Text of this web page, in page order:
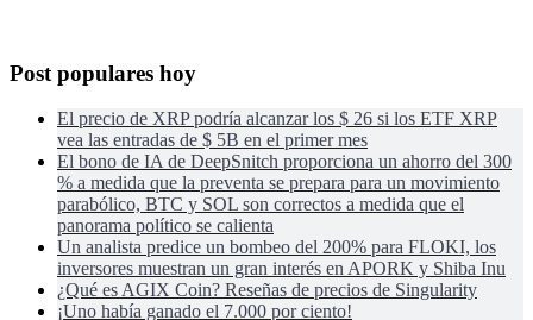
Post populares hoy
El precio de XRP podría alcanzar los $ 26 si los ETF XRP
vea las entradas de $ 5B en el primer mes
El bono de IA de DeepSnitch proporciona un ahorro del 300
% a medida que la preventa se prepara para un movimiento
parabólico, BTC y SOL son correctos a medida que el
panorama político se calienta
Un analista predice un bombeo del 200% para FLOKI, los
inversores muestran un gran interés en APORK y Shiba Inu
¿Qué es AGIX Coin? Reseñas de precios de Singularity
¡Uno había ganado el 7.000 por ciento!